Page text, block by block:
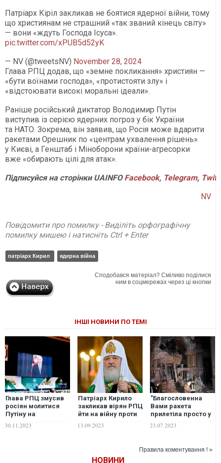
Патріарх Кіріл закликав не боятися ядерної війни, тому
що християнам не страшний «так званий кінець світу»
— вони «ждуть Господа Ісуса».
pic.twitter.com/xPUB5d52yK
— NV (@tweetsNV) November 28, 2024
Глава РПЦ додав, що «земне покликання» християн —
«бути воїнами господа», «протистояти злу» і
«відстоювати високі моральні ідеали».
Раніше російський диктатор Володимир Путін
виступив із серією ядерних погроз у бік України
та НАТО. Зокрема, він заявив, що Росія може вдарити
ракетами Орешник по «центрам ухвалення рішень»
у Києві, а Генштаб і Міноборони країни-агресорки
вже «обирають цілі для атак».
Підписуйся на сторінки UAINFO Facebook, Telegram,
NV
Повідомити про помилку - Виділіть орфографічну
помилку мишею і натисніть Ctrl + Enter
патріарх Кирил ядерна війна
Сподобався матеріал? Сміливо поділися
ним в соцмережах через ці кнопки
ІНШІ НОВИНИ ПО ТЕМІ
Глава РПЦ змусив
росіян молитися
Путіну на
екрані, як
30.11.2023
Патріарх Кирило
закликав вірян РПЦ
йти на війну проти
за владу
13.09.2023
"Благословенна
Вами ракета
прилетіла просто у
УПЦ МП
23.07.2023
Правила коментування ! »
НОВИНИ